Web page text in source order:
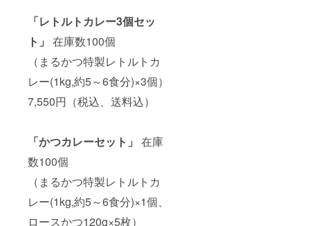
「レトルトカレー3個セッ
ト」 在庫数100個
（まるかつ特製レトルトカ
レー(1kg,約5～6食分)×3個）
7,550円（税込、送料込）
「かつカレーセット」 在庫
数100個
（まるかつ特製レトルトカ
レー(1kg,約5～6食分)×1個、
ロースかつ120g×5枚）